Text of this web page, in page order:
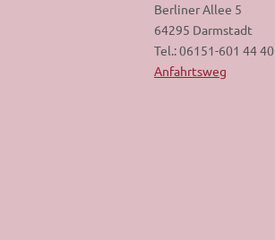
Berliner Allee 5
64295 Darmstadt
Tel.: 06151-601 44 40
Anfahrtsweg